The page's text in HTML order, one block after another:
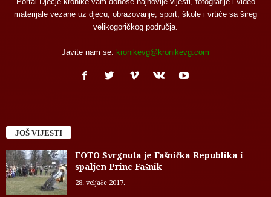
materijale vezane uz djecu, obrazovanje, sport, škole i vrtiće sa šireg
velikogoričkog područja.
Javite nam se: kronikevg@kronikevg.com
JOŠ VIJESTI
FOTO Svrgnuta je Fašnička Republika i
spaljen Princ Fašnik
28. veljače 2017.